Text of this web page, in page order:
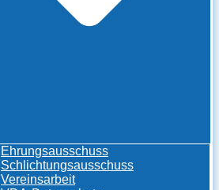
Ehrungsausschuss
Schlichtungsausschuss
Vereinsarbeit